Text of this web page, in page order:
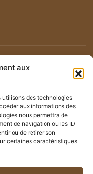
aux
utilisons des technologies
aux informations des
nous permettra de
de navigation ou les ID
ou de retirer son
certaines caractéristiques